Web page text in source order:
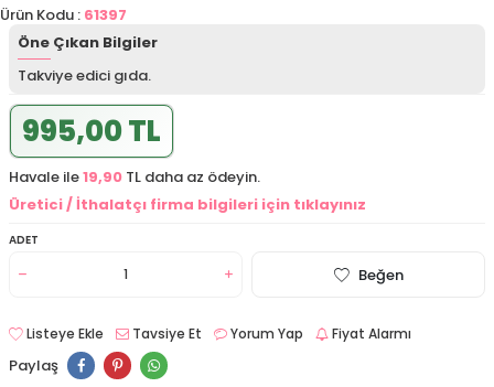
Ürün Kodu : 61397
Öne Çıkan Bilgiler
Takviye edici gıda.
995,00 TL
Havale ile19,90 TL daha az ödeyin.
Üretici / İthalatçı firma bilgileri için tıklayınız
ADET
Beğen
Listeye Ekle Tavsiye Et Yorum Yap Fiyat Alarmı
Paylaş